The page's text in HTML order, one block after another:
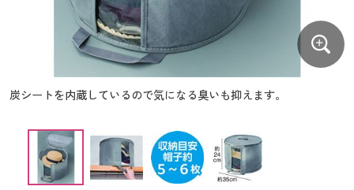
大きいサイズ レディース下着
大きいサイズ メンズ
シークレットセール
商品カテゴリ一覧
カタログ・チラシからのご注文
デジタルカタログ
カタログ無料プレゼント
大きいサイズ メンズ
大きいサイズ 事務・制服
カタログ・チラシからのご注文
カタログ無料プレゼント
会員メニュー
炭シートを内蔵しているので気になる臭いも抑えます。